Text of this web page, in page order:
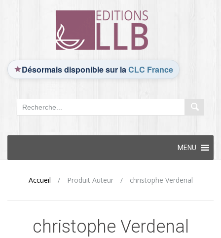
Désormais disponible sur laCLC France
content
MENU
Accueil / Produit Auteur / christophe Verdenal
christophe Verdenal